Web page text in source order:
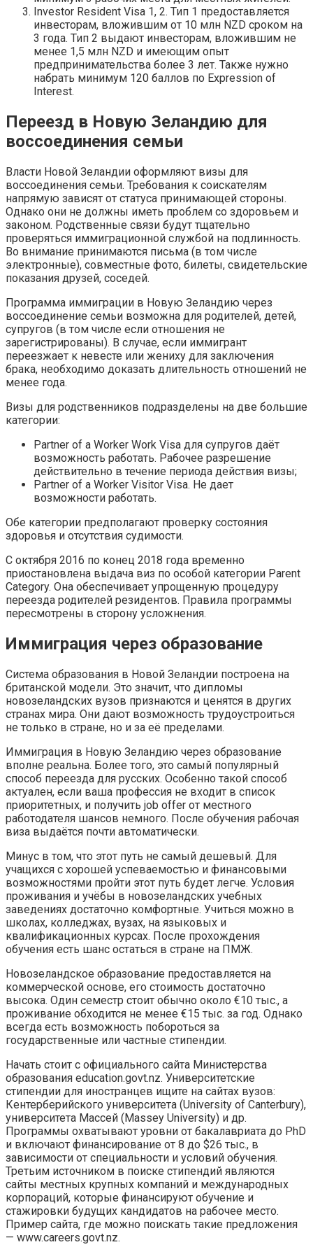
Investor Resident Visa 1, 2. Тип 1 предоставляется
инвесторам, вложившим от 10 млн NZD сроком на
3 года. Тип 2 выдают инвесторам, вложившим не
менее 1,5 млн NZD и имеющим опыт
предпринимательства более 3 лет. Также нужно
набрать минимум 120 баллов по Expression of
Interest.
Переезд в Новую Зеландию для
воссоединения семьи
Власти Новой Зеландии оформляют визы для
воссоединения семьи. Требования к соискателям
напрямую зависят от статуса принимающей стороны.
Однако они не должны иметь проблем со здоровьем и
законом. Родственные связи будут тщательно
проверяться иммиграционной службой на подлинность.
Во внимание принимаются письма (в том числе
электронные), совместные фото, билеты, свидетельские
показания друзей, соседей.
Программа иммиграции в Новую Зеландию через
воссоединение семьи возможна для родителей, детей,
супругов (в том числе если отношения не
зарегистрированы). В случае, если иммигрант
переезжает к невесте или жениху для заключения
брака, необходимо доказать длительность отношений не
менее года.
Визы для родственников подразделены на две большие
категории:
Partner of a Worker Work Visa для супругов даёт
возможность работать. Рабочее разрешение
действительно в течение периода действия визы;
Partner of a Worker Visitor Visa. Не дает
возможности работать.
Обе категории предполагают проверку состояния
здоровья и отсутствия судимости.
С октября 2016 по конец 2018 года временно
приостановлена выдача виз по особой категории Parent
Category. Она обеспечивает упрощенную процедуру
переезда родителей резидентов. Правила программы
пересмотрены в сторону усложнения.
Иммиграция через образование
Система образования в Новой Зеландии построена на
британской модели. Это значит, что дипломы
новозеландских вузов признаются и ценятся в других
странах мира. Они дают возможность трудоустроиться
не только в стране, но и за её пределами.
Иммиграция в Новую Зеландию через образование
вполне реальна. Более того, это самый популярный
способ переезда для русских. Особенно такой способ
актуален, если ваша профессия не входит в список
приоритетных, и получить job offer от местного
работодателя шансов немного. После обучения рабочая
виза выдаётся почти автоматически.
Минус в том, что этот путь не самый дешевый. Для
учащихся с хорошей успеваемостью и финансовыми
возможностями пройти этот путь будет легче. Условия
проживания и учёбы в новозеландских учебных
заведениях достаточно комфортные. Учиться можно в
школах, колледжах, вузах, на языковых и
квалификационных курсах. После прохождения
обучения есть шанс остаться в стране на ПМЖ.
Новозеландское образование предоставляется на
коммерческой основе, его стоимость достаточно
высока. Один семестр стоит обычно около €10 тыс., а
проживание обходится не менее €15 тыс. за год. Однако
всегда есть возможность побороться за
государственные или частные стипендии.
Начать стоит с официального сайта Министерства
образования education.govt.nz. Университетские
стипендии для иностранцев ищите на сайтах вузов:
Кентерберийского университета (University of Canterbury),
университета Массей (Massey University) и др.
Программы охватывают уровни от бакалавриата до PhD
и включают финансирование от 8 до $26 тыс., в
зависимости от специальности и условий обучения.
Третьим источником в поиске стипендий являются
сайты местных крупных компаний и международных
корпораций, которые финансируют обучение и
стажировки будущих кандидатов на рабочее место.
Пример сайта, где можно поискать такие предложения
— www.careers.govt.nz.